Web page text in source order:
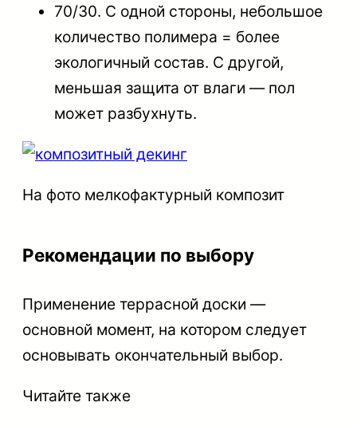
70/30. С одной стороны, небольшое
количество полимера = более
экологичный состав. С другой,
меньшая защита от влаги — пол
может разбухнуть.
На фото мелкофактурный композит
Рекомендации по выбору
Применение террасной доски —
основной момент, на котором следует
основывать окончательный выбор.
Читайте также